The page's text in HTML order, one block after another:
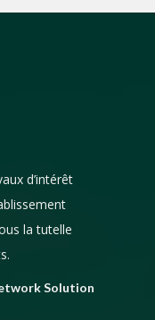
d’intérêt
la tutelle
Solution